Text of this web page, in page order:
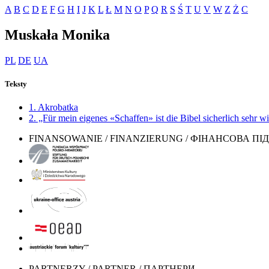
A B C D E F G H I J K L Ł M N O P Q R S Ś T U V W Z Ż С
Muskała Monika
PL DE UA
Teksty
1. Akrobatka
2. „Für mein eigenes «Schaffen» ist die Bibel sicherlich sehr
FINANSOWANIE / FINANZIERUNG / ФІНАНСОВА